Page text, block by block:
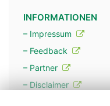
INFORMATIONEN
– Impressum
– Feedback
– Partner
– Disclaimer